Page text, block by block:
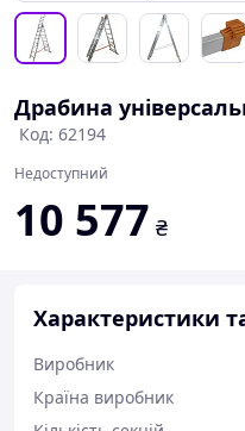
Драбина
Код: 62194
Недоступний
10 577 ₴
Характеристики
Виробник
Країна виробник